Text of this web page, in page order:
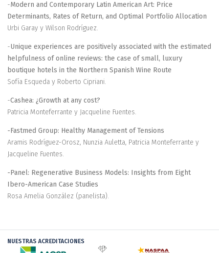
-Modern and Contemporary Latin American Art: Price
Determinants, Rates of Return, and Optimal Portfolio Allocation
Urbi Garay y Wilson Rodríguez.
-Unique experiences are positively associated with the estimated
helpfulness of online reviews: the case of small, luxury
boutique hotels in the Northern Spanish Wine Route
Sofía Esqueda y Roberto Cipriani.
-Cashea: ¿Growth at any cost?
Patricia Monteferrante y Jacqueline Fuentes.
-Fastmed Group: Healthy Management of Tensions
Aramis Rodríguez-Orosz, Nunzia Auletta, Patricia Monteferrante y
Jacqueline Fuentes.
-Panel: Regenerative Business Models: Insights from Eight
Ibero-American Case Studies
Rosa Amelia González (panelista).
NUESTRAS ACREDITACIONES